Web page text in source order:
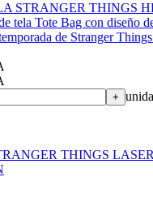
STRANGER THINGS
tela Tote Bag con diseño
de Stranger
+